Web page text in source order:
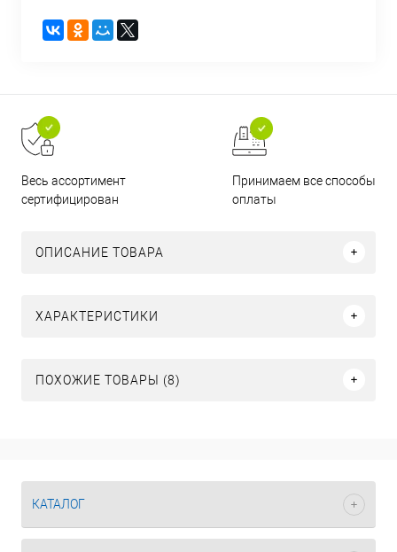
Весь ассортимент
сертифицирован
Принимаем все способы
оплаты
ОПИСАНИЕ ТОВАРА
ХАРАКТЕРИСТИКИ
ПОХОЖИЕ ТОВАРЫ (8)
КАТАЛОГ